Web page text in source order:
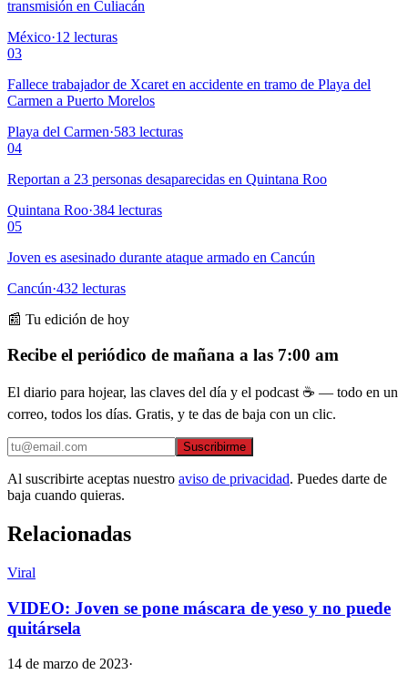
transmisión en Culiacán
México·12 lecturas
03
Fallece trabajador de Xcaret en accidente en tramo de Playa del
Carmen a Puerto Morelos
Playa del Carmen·583 lecturas
04
Reportan a 23 personas desaparecidas en Quintana Roo
Quintana Roo·384 lecturas
05
Joven es asesinado durante ataque armado en Cancún
Cancún·432 lecturas
📰 Tu edición de hoy
Recibe el periódico de mañana a las 7:00 am
El diario para hojear, las claves del día y el podcast ☕ — todo en un
correo, todos los días. Gratis, y te das de baja con un clic.
Suscribirme
Al suscribirte aceptas nuestro aviso de privacidad. Puedes darte de
baja cuando quieras.
Relacionadas
Viral
VIDEO: Joven se pone máscara de yeso y no puede
quitársela
14 de marzo de 2023·